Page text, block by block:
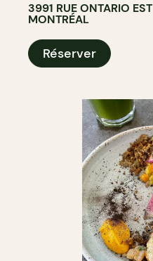
3991 RUE ONTARIO EST
MONTRÉAL
Réserver